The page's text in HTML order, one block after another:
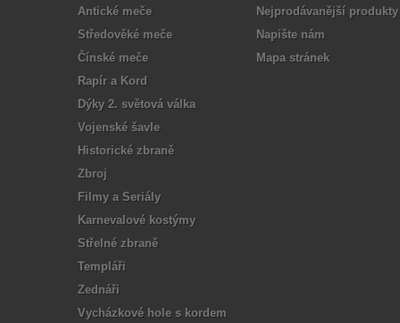
Antické meče
Středověké meče
Čínské meče
Rapír a Kord
Dýky 2. světová válka
Vojenské šavle
Historické zbraně
Zbroj
Filmy a Seriály
Karnevalové kostýmy
Střelné zbraně
Templáři
Zednáři
Vycházkové hole s kordem
Nejprodávanější produkty
Napište nám
Mapa stránek